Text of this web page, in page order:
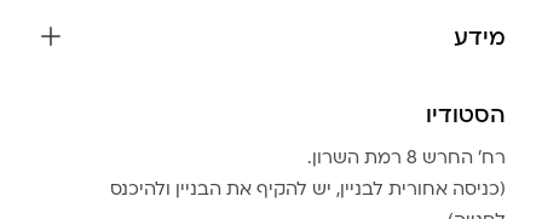
צמידים
בגדים
אביזרים
גברים
צור קשר
מידע
שמירה על התכשיטים
הצהרת נגישות
טבלת מידות טבעות
הסטודיו
רח׳ החרש 8 רמת השרון.
(כניסה אחורית לבניין, יש להקיף את הבניין ולהיכנס